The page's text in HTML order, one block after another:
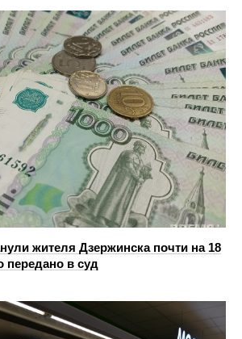
жителя Дзержинска почти на 18
передано в суд